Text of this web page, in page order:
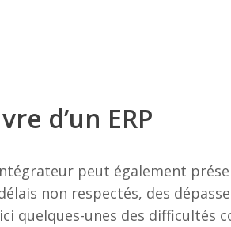
d’un ERP
peut également
non respectés, des
quelques-unes des difficultés